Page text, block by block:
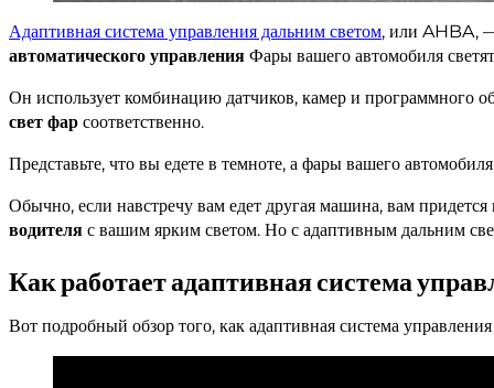
Адаптивная система управления дальним светом, или AHBA, —
автоматического управления Фары вашего автомобиля
Он использует комбинацию датчиков, камер и программного
свет фар соответственно.
Представьте, что вы едете в темноте, а фары вашего
Обычно, если навстречу вам едет другая машина, вам
водителя с вашим ярким светом. Но с адаптивным дальним
Как работает адаптивная система
Вот подробный обзор того, как адаптивная система